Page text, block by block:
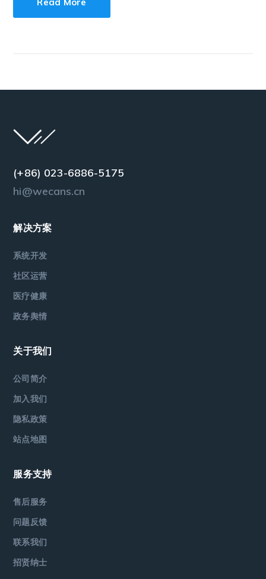
Read More
(+86) 023-6886-5175
hi@wecans.cn
解决方案
系统开发
社区运营
医疗健康
政务舆情
关于我们
公司简介
加入我们
隐私政策
站点地图
服务支持
售后服务
问题反馈
联系我们
招贤纳士